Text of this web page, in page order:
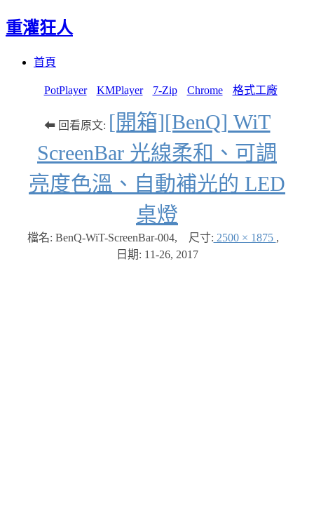
重灌狂人
首頁
PotPlayer KMPlayer 7-Zip Chrome 格式工廠
⬅ 回看原文: [開箱][BenQ] WiT
ScreenBar 光線柔和、可調
亮度色溫、自動補光的 LED
桌燈
檔名: BenQ-WiT-ScreenBar-004, 尺寸: 2500 × 1875 ,
日期: 11-26, 2017